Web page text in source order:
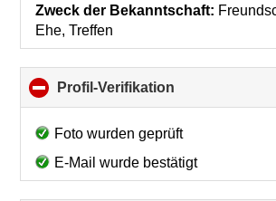
Zweck der Bekanntschaft:
Ehe, Treffen
Profil-Verifikation
to
contents
Foto wurden geprüft
E-Mail wurde bestätigt